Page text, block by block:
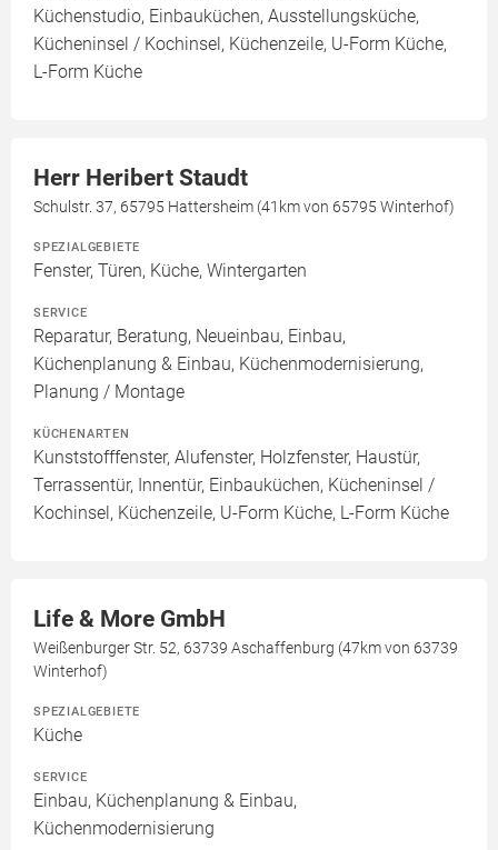
Küchenstudio, Einbauküchen, Ausstellungsküche,
Kücheninsel / Kochinsel, Küchenzeile, U-Form Küche,
L-Form Küche
Herr Heribert Staudt
Schulstr. 37, 65795 Hattersheim (41km von 65795 Winterhof)
SPEZIALGEBIETE
Fenster, Türen, Küche, Wintergarten
SERVICE
Reparatur, Beratung, Neueinbau, Einbau,
Küchenplanung & Einbau, Küchenmodernisierung,
Planung / Montage
KÜCHENARTEN
Kunststofffenster, Alufenster, Holzfenster, Haustür,
Terrassentür, Innentür, Einbauküchen, Kücheninsel /
Kochinsel, Küchenzeile, U-Form Küche, L-Form Küche
Life & More GmbH
Weißenburger Str. 52, 63739 Aschaffenburg (47km von 63739
Winterhof)
SPEZIALGEBIETE
Küche
SERVICE
Einbau, Küchenplanung & Einbau,
Küchenmodernisierung